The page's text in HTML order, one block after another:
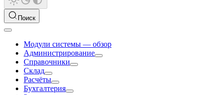
Поиск
Модули системы — обзор
Администрирование
Справочники
Склад
Расчёты
Бухгалтерия